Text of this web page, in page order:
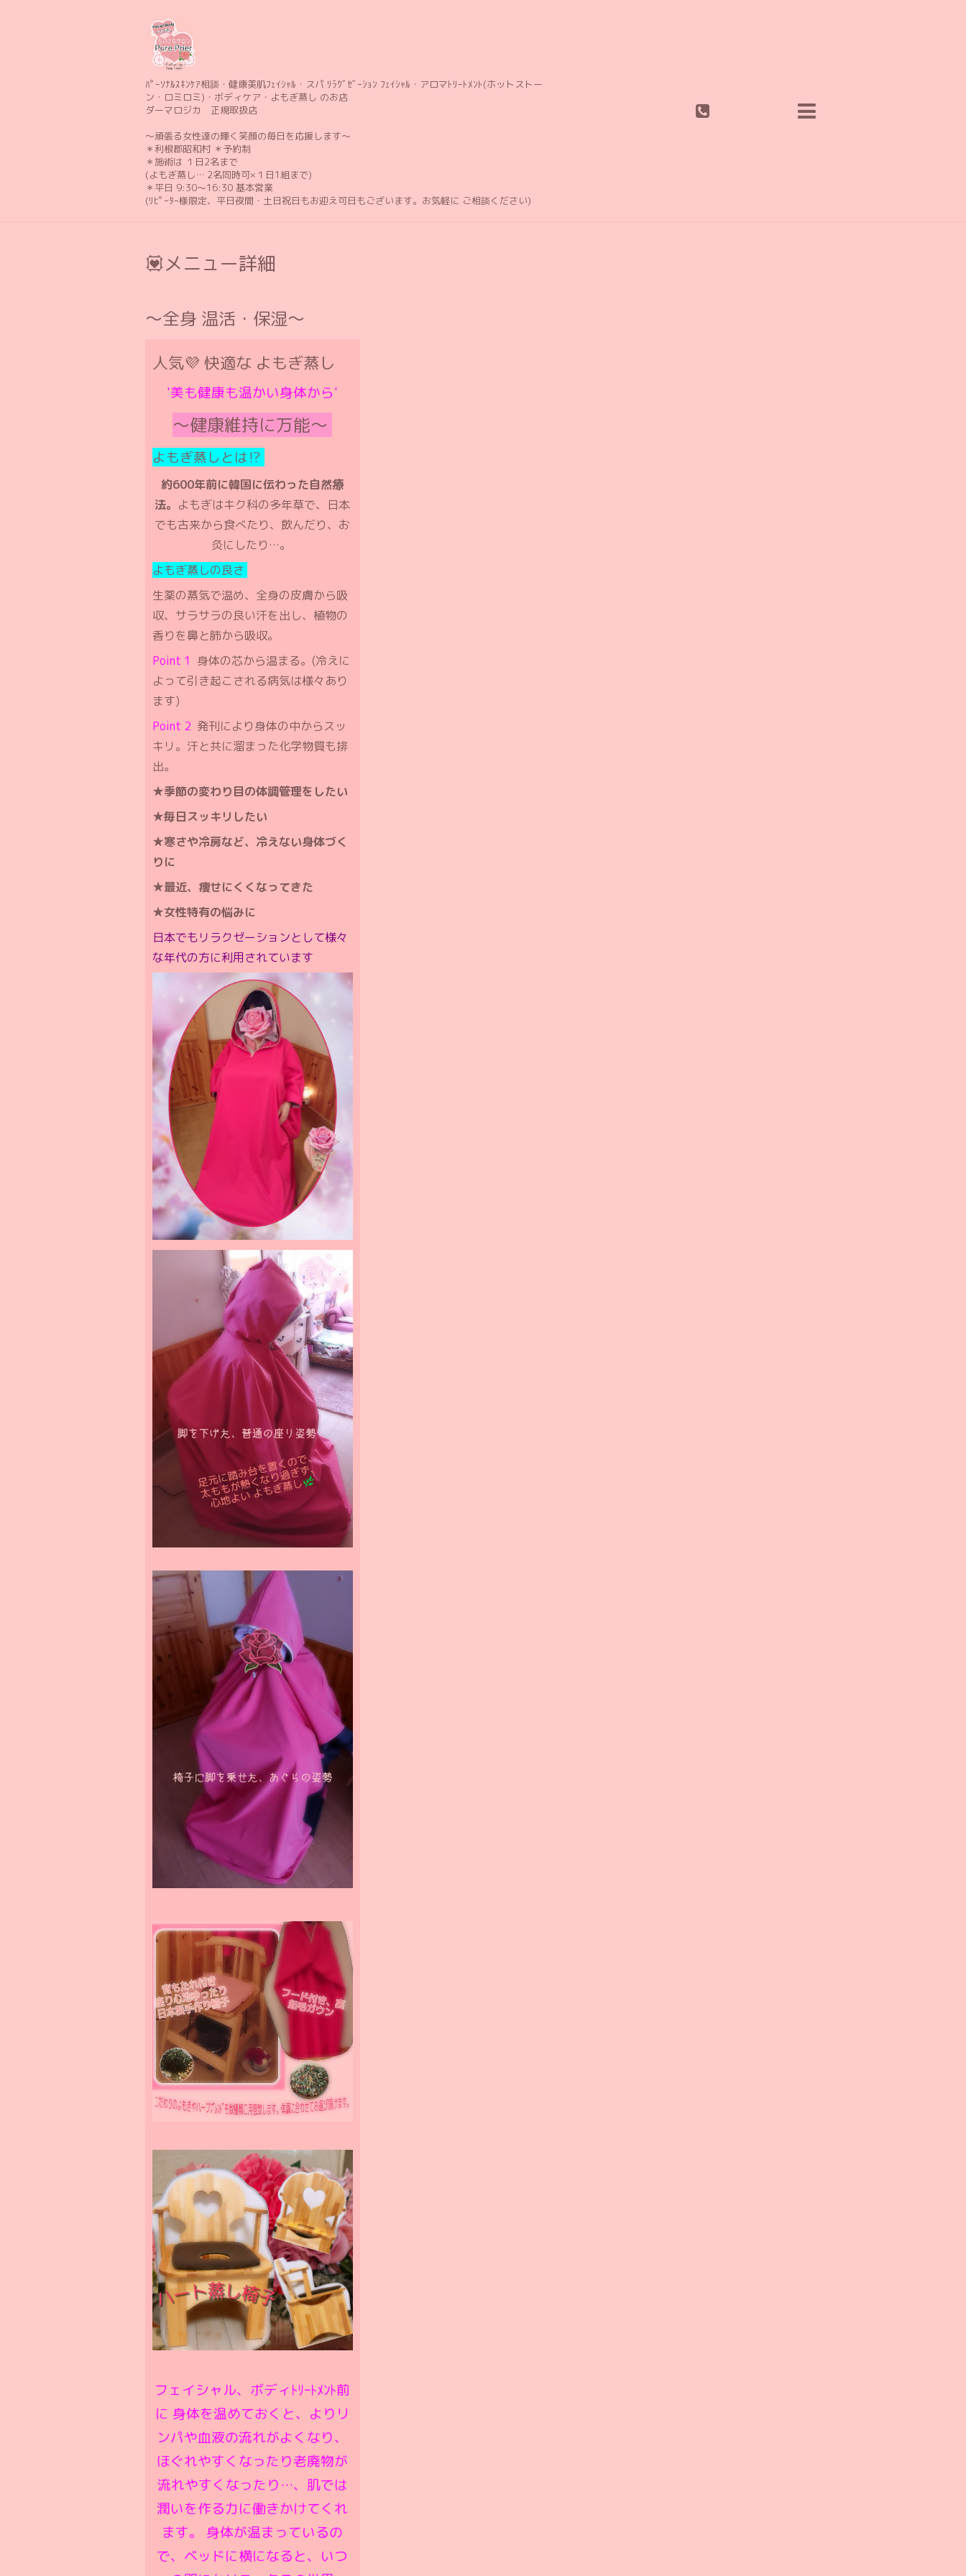
ﾊﾟｰｿﾅﾙｽｷﾝｹｱ相談・健康美肌ﾌｪｲｼｬﾙ・スパ ﾘﾗｸﾞｾﾞｰｼｮﾝ ﾌｪｲｼｬﾙ・アロマﾄﾘｰﾄﾒﾝﾄ(ホットストー
ン・ロミロミ)・ボディケア・よもぎ蒸し のお店
ダーマロジカ 正規取扱店
〜頑張る女性達の輝く笑顔の毎日を応援します〜
＊利根郡昭和村 ＊予約制
＊施術は １日2名まで
(よもぎ蒸し… 2名同時可×１日1組まで)
＊平日 9:30〜16:30 基本営業
(ﾘﾋﾟｰﾀｰ様限定、平日夜間・土日祝日もお迎え可日もございます。お気軽に ご相談ください)
💟メニュー詳細
〜全身 温活・保湿〜
人気💜 快適な よもぎ蒸し
'美も健康も温かい身体から'
〜健康維持に万能〜
よもぎ蒸しとは⁉️
約600年前に韓国に伝わった自然療
法。 よもぎはキク科の多年草で、日本
でも古来から食べたり、飲んだり、お
灸にしたり…。
よもぎ蒸しの良さ
生薬の蒸気で温め、全身の皮膚から吸
収、サラサラの良い汗を出し、植物の
香りを鼻と肺から吸収。
Point 1 身体の芯から温まる。(冷えに
よって引き起こされる病気は様々あり
ます)
Point 2 発刊により身体の中からスッ
キリ。汗と共に溜まった化学物質も排
出。
★季節の変わり目の体調管理をしたい
★毎日スッキリしたい
★寒さや冷房など、冷えない身体づく
りに
★最近、痩せにくくなってきた
★女性特有の悩みに
日本でもリラクゼーションとして様々
な年代の方に利用されています
フェイシャル、ボディﾄﾘｰﾄﾒﾝﾄ前
に 身体を温めておくと、よりリ
ンパや血液の流れがよくなり、
ほぐれやすくなったり老廃物が
流れやすくなったり…、肌では
潤いを作る力に働きかけてくれ
ます。 身体が温まっているの
で、ベッドに横になると、いつ